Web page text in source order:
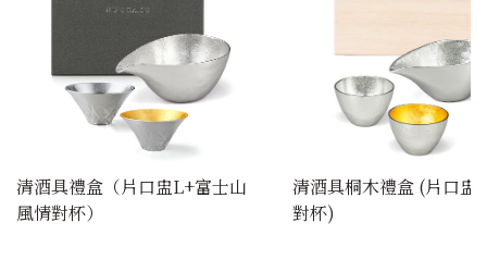
清酒具禮盒（片口盅L+富士山
風情對杯）
清酒具桐木禮盒 (片口盅
對杯)